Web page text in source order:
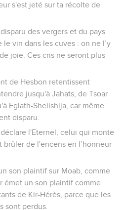
s'est jeté sur ta récolte de
des vergers et du pays
vin dans les cuves : on ne l’y
joie. Ces cris ne seront plus
de Hesbon retentissent
jusqu'à Jahats, de Tsoar
Eglath-Shelishija, car même
disparu.
l'Eternel, celui qui monte
de l'encens en l’honneur
son plaintif sur Moab, comme
émet un son plaintif comme
de Kir-Hérès, parce que les
sont perdus.